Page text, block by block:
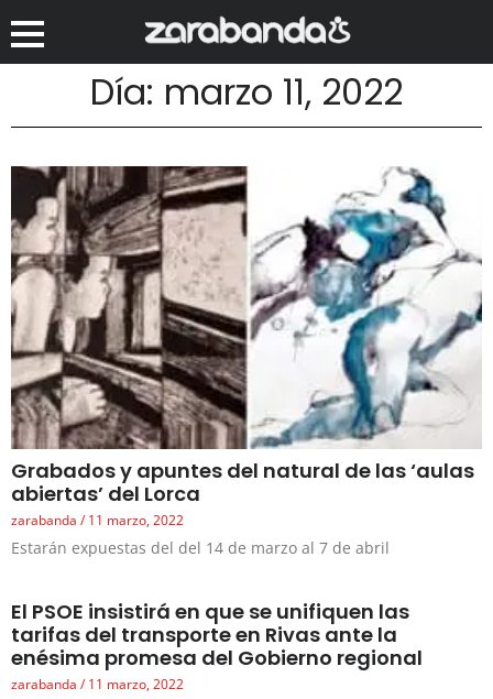
Día: marzo 11, 2022
Grabados y apuntes del natural de las ‘aulas
abiertas’ del Lorca
zarabanda 11 marzo, 2022
Estarán expuestas del del 14 de marzo al 7 de abril
El PSOE insistirá en que se unifiquen las
tarifas del transporte en Rivas ante la
enésima promesa del Gobierno regional
zarabanda 11 marzo, 2022